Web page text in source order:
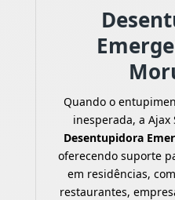
Quando o
inesperada, a Ajax
Desentupidora
oferecendo suporte
em residências,
restaurantes,